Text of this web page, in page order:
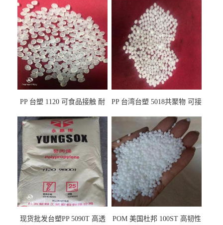
PP 台塑 1120 可食品接触 耐
PP 台湾台塑 5018共聚物 可接
现货批发台塑PP 5090T 高透
POM 美国杜邦 100ST 高韧性